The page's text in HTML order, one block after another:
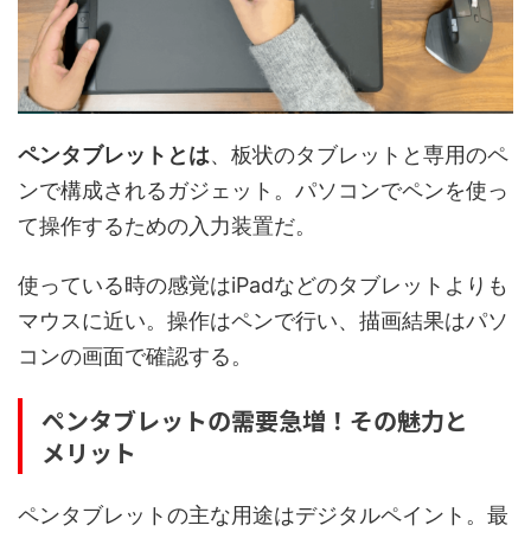
ペンタブレットとは、板状のタブレットと専用のペ
ンで構成されるガジェット。パソコンでペンを使っ
て操作するための入力装置だ。
使っている時の感覚はiPadなどのタブレットよりも
マウスに近い。操作はペンで行い、描画結果はパソ
コンの画面で確認する。
ペンタブレットの需要急増！その魅力と
メリット
ペンタブレットの主な用途はデジタルペイント。最